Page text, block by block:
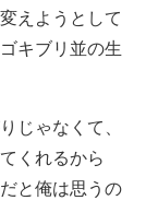
えようとして
キブリ並の生
じゃなくて、
くれるから
と俺は思うの